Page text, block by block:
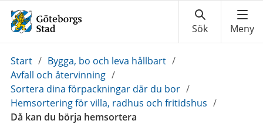
Du
är
här:
Start / Bygga, bo och leva hållbart /
Avfall och återvinning /
Sortera dina förpackningar där du bor /
Hemsortering för villa, radhus och fritidshus /
Då kan du börja hemsortera